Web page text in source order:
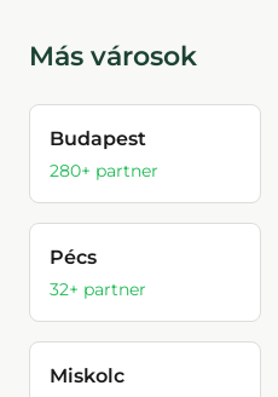
Más városok
Budapest
280+ partner
Pécs
32+ partner
Miskolc